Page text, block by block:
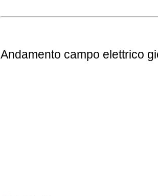
Andamento campo elettrico